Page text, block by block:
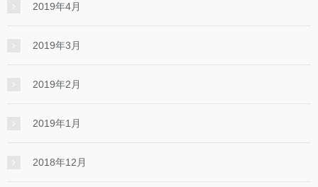
2019年4月
2019年3月
2019年2月
2019年1月
2018年12月